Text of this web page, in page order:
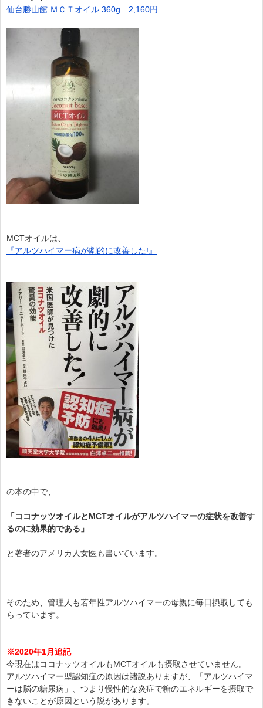
仙台勝山館 ＭＣＴオイル 360g 2,160円
MCTオイルは、
『アルツハイマー病が劇的に改善した!』
の本の中で、
「ココナッツオイルとMCTオイルがアルツハイマーの症状を改善す
るのに効果的である」
と著者のアメリカ人女医も書いています。
そのため、管理人も若年性アルツハイマーの母親に毎日摂取しても
らっています。
※2020年1月追記
今現在はココナッツオイルもMCTオイルも摂取させていません。
アルツハイマー型認知症の原因は諸説ありますが、「アルツハイマ
ーは脳の糖尿病」、つまり慢性的な炎症で糖のエネルギーを摂取で
きないことが原因という説があります。